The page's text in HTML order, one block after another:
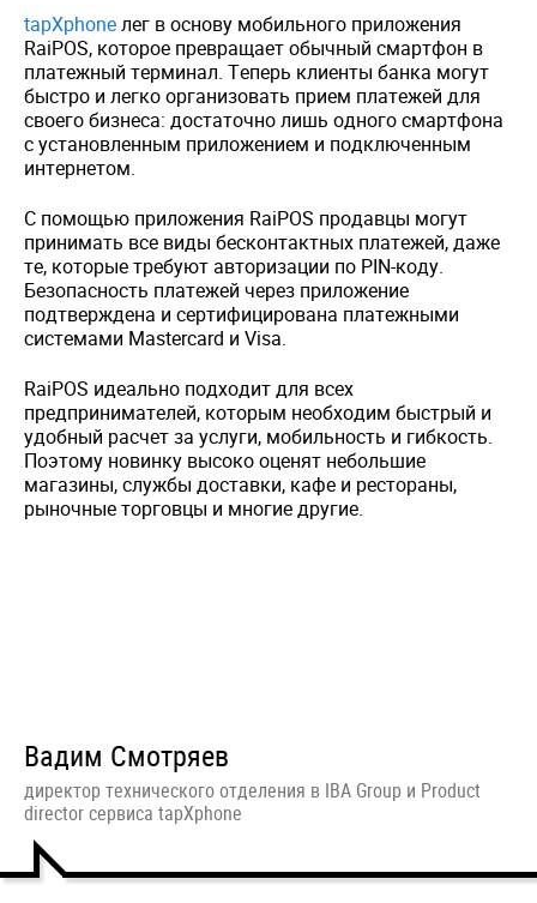
tapXphoneлег в основу мобильного приложения
RaiPOS, которое превращает обычный смартфон в
платежный терминал. Теперь клиенты банка могут
быстро и легко организовать прием платежей для
своего бизнеса: достаточно лишь одного смартфона
с установленным приложением и подключенным
интернетом.
C помощью приложения RaiPOS продавцы могут
принимать все виды бесконтактных платежей, даже
те, которые требуют авторизации по PIN-коду.
Безопасность платежей через приложение
подтверждена и сертифицирована платежными
системами Mastercard и Visa.
RaiPOS идеально подходит для всех
предпринимателей, которым необходим быстрый и
удобный расчет за услуги, мобильность и гибкость.
Поэтому новинку высоко оценят небольшие
магазины, службы доставки, кафе и рестораны,
рыночные торговцы и многие другие.
Вадим Смотряев
директор технического отделения в IBA Group и Product
director сервиса tapXphone